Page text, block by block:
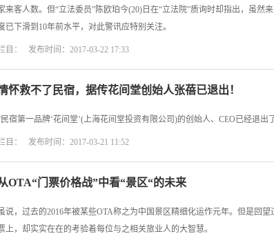
来客人数。但“立法委员”陈欧珀今(20)日在“立法院”质询时却指出，虽然
已下滑到10年前水平，对此警讯应特别关注。
目： 发布时间：2017-03-22 17:33
怀救不了民宿，据传花间堂创始人张蓓已退出！
民宿第一品牌‘花间堂’(上海花间堂投资有限公司)的创始人、CEO已经退出
目： 发布时间：2017-03-21 11:52
OTA“门票价格战”中看“景区“的未来
说，过去的2016年被某些OTA称之为中国景区精细化运作元年。但是回望
上，却实实在在的考验着每位与之相关旅业人的大智慧。